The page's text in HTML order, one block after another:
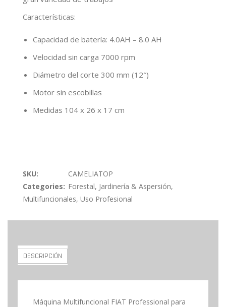
Características:
Capacidad de batería: 4.0AH – 8.0 AH
Velocidad sin carga 7000 rpm
Diámetro del corte 300 mm (12″)
Motor sin escobillas
Medidas 104 x 26 x 17 cm
SKU:
CAMELIATOP
Categories: Forestal, Jardinería & Aspersión,
Multifuncionales, Uso Profesional
DESCRIPCIÓN
Máquina Multifuncional FIAT Professional para